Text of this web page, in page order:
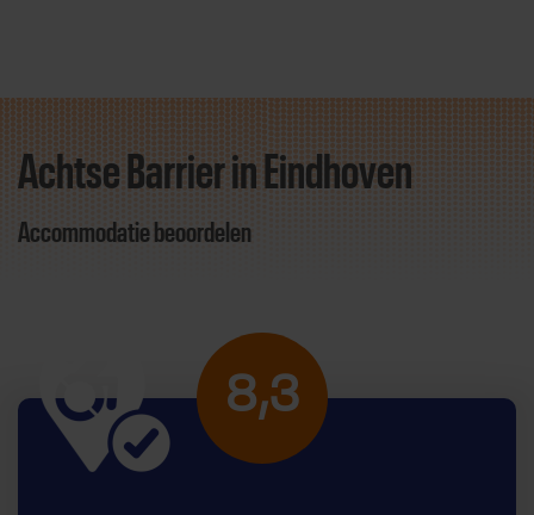
Direct door naar content
Achtse Barrier in Eindhoven
Accommodatie beoordelen
8,3